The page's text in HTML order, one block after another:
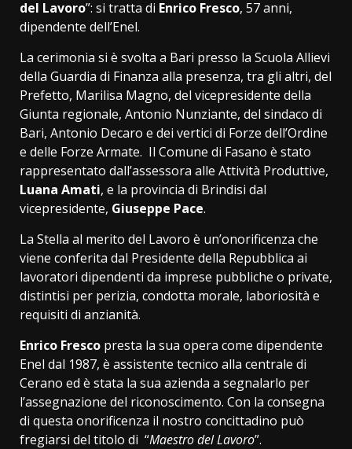
del Lavoro”: si tratta di Enrico Fresco, 57 anni,
dipendente dell’Enel.
La cerimonia si è svolta a Bari presso la Scuola Allievi
della Guardia di Finanza alla presenza, tra gli altri, del
Prefetto, Marilisa Magno, del vicepresidente della
Giunta regionale, Antonio Nunziante, del sindaco di
Bari, Antonio Decaro e dei vertici di Forze dell’Ordine
e delle Forze Armate. Il Comune di Fasano è stato
rappresentato dall’assessora alle Attività Produttive,
Luana Amati, e la provincia di Brindisi dal
vicepresidente, Giuseppe Pace.
La Stella al merito del Lavoro è un’onorificenza che
viene conferita dal Presidente della Repubblica ai
lavoratori dipendenti da imprese pubbliche o private,
distintisi per perizia, condotta morale, laboriosità e
requisiti di anzianità.
Enrico Fresco presta la sua opera come dipendente
Enel dal 1987, è assistente tecnico alla centrale di
Cerano ed è stata la sua azienda a segnalarlo per
l’assegnazione del riconoscimento. Con la consegna
di questa onorificenza il nostro concittadino può
fregiarsi del titolo di “Maestro del Lavoro”.